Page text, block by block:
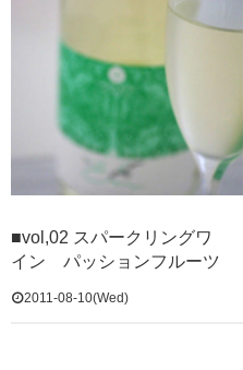
■vol,02 スパークリングワ
イン パッションフルーツ
2011-08-10(Wed)